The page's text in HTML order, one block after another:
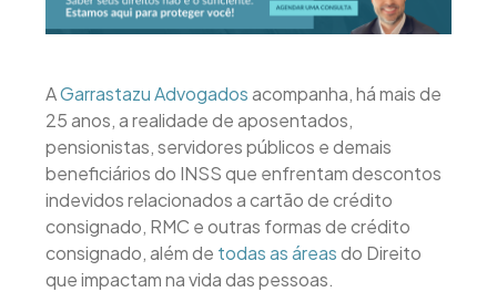
AGarrastazu Advogadosacompanha, há mais de
25 anos, a realidade de aposentados,
pensionistas, servidores públicos e demais
beneficiários do INSS que enfrentam descontos
indevidos relacionados a cartão de crédito
consignado, RMC e outras formas de crédito
consignado, além de todas as áreasdo Direito
que impactam na vida das pessoas.